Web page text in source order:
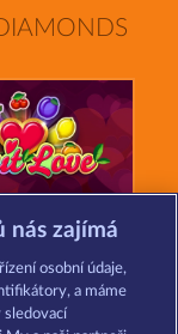
nás zajímá
osobní údaje,
a máme
sledovací